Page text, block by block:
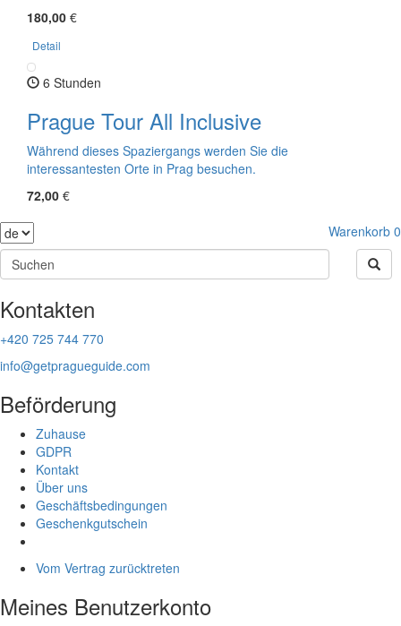
180,00 €
Detail
6 Stunden
Prague Tour All Inclusive
Während dieses Spaziergangs werden Sie die
interessantesten Orte in Prag besuchen.
72,00 €
Warenkorb 0
Kontakten
+420 725 744 770
info@getpragueguide.com
Beförderung
Zuhause
GDPR
Kontakt
Über uns
Geschäftsbedingungen
Geschenkgutschein
Vom Vertrag zurücktreten
Meines Benutzerkonto